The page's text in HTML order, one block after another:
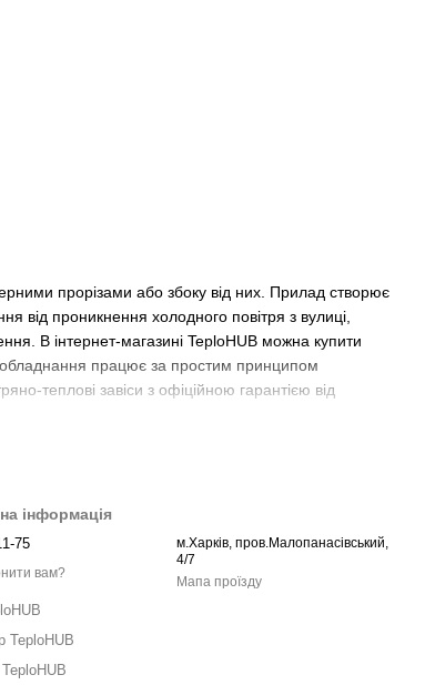
прорізами або збоку від них. Прилад створює
від проникнення холодного повітря з вулиці,
В інтернет-магазині TeploHUB можна купити
обладнання працює за простим принципом
теплові завіси з офіційною гарантією від
інформація
75
вам?
TeploHUB
м.Харків, пров.Малопанасівський,
4/7
Мапа проїзду